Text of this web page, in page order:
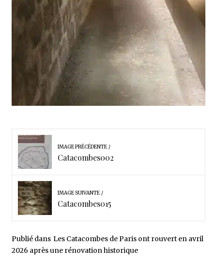
IMAGE PRÉCÉDENTE
Catacombes002
IMAGE SUIVANTE
Catacombes015
Publié dans Les Catacombes de Paris ont rouvert en avril
2026 après une rénovation historique